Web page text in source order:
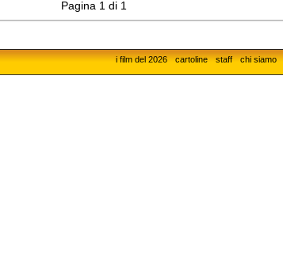
Pagina 1 di 1
chi siamo
staff
cartoline
i film del 2026